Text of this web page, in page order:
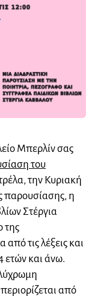
Μπερλίν σας
του
την Κυριακή
παρουσίασης, η
Στέργια
της
τις λέξεις και
ετών και άνω.
από